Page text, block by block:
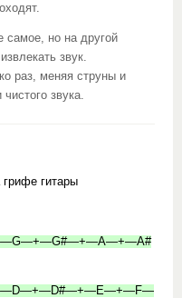
самое, но на другой
звук.
раз, меняя струны и
звука.
гитары